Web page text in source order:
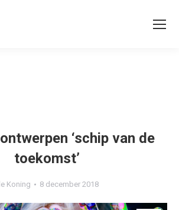
‘schip van de
toekomst’
Koning 8 december 2018